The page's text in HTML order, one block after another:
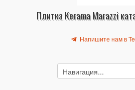
Плитка Kerama Marazzi
Напишите нам в